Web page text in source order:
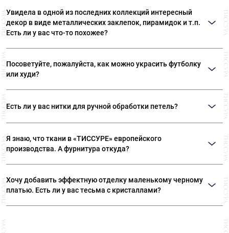
Увидела в одной из последних коллекций интересный
декор в виде металлических заклепок, пирамидок и т.п.
Есть ли у вас что-то похожее?
материалов и форм позволяет выполнять самые различные виды декора.
В «ТИССУРЕ» представлен широкий ассортимент термоклепок Ramponi.
Посоветуйте, пожалуйста, как можно украсить футболку
или худи?
готовые декоративные элементы. Такие дополнения могут даже простую
футболку превратить в нарядную вещь. Также можем посоветовать
Есть ли у вас нитки для ручной обработки петель?
обработки петель вручную. Кроме того, в наших магазинах представлен
широкий ассортимент ниток Guetermann для различных швейных работ.
Я знаю, что ткани в «ТИССУРЕ» европейского
производства. А фурнитура откуда?
фабриках производителей, которые сотрудничают с известными
модными домами.
Хочу добавить эффектную отделку маленькому черному
платью. Есть ли у вас тесьма с кристаллами?